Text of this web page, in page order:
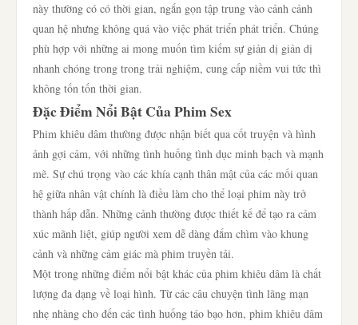
này thường có có thời gian, ngắn gọn tập trung vào cảnh cảnh
quan hệ nhưng không quá vào việc phát triển phát triển. Chúng
phù hợp với những ai mong muốn tìm kiếm sự giản dị giản dị
nhanh chóng trong trong trải nghiệm, cung cấp niềm vui tức thì
không tốn tốn thời gian.
Đặc Điểm Nổi Bật Của Phim Sex
Phim khiêu dâm thường được nhận biết qua cốt truyện và hình
ảnh gợi cảm, với những tình huống tình dục minh bạch và mạnh
mẽ. Sự chú trọng vào các khía cạnh thân mật của các mối quan
hệ giữa nhân vật chính là điều làm cho thể loại phim này trở
thành hấp dẫn. Những cảnh thường được thiết kế để tạo ra cảm
xúc mãnh liệt, giúp người xem dễ dàng đắm chìm vào khung
cảnh và những cảm giác mà phim truyền tải.
Một trong những điểm nổi bật khác của phim khiêu dâm là chất
lượng đa dạng về loại hình. Từ các câu chuyện tình lãng mạn
nhẹ nhàng cho đến các tình huống táo bạo hơn, phim khiêu dâm